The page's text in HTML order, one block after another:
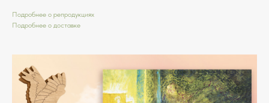
Подробнее о репродукциях
Подробнее о доставке